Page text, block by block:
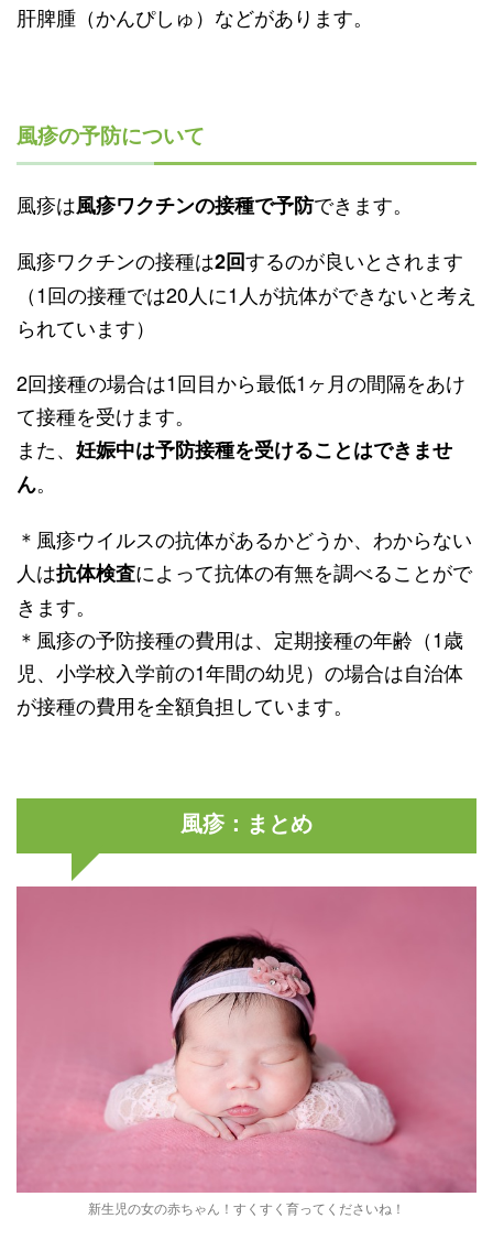
肝脾腫（かんぴしゅ）などがあります。
風疹の予防について
風疹は風疹ワクチンの接種で予防できます。
風疹ワクチンの接種は2回するのが良いとされます
（1回の接種では20人に1人が抗体ができないと考え
られています）
2回接種の場合は1回目から最低1ヶ月の間隔をあけ
て接種を受けます。
また、 妊娠中は予防接種を受けることはできませ
ん。
＊風疹ウイルスの抗体があるかどうか、わからない
人は抗体検査によって抗体の有無を調べることがで
きます。
＊風疹の予防接種の費用は、定期接種の年齢（1歳
児、小学校入学前の1年間の幼児）の場合は自治体
が接種の費用を全額負担しています。
風疹：まとめ
新生児の女の赤ちゃん！すくすく育ってくださいね！